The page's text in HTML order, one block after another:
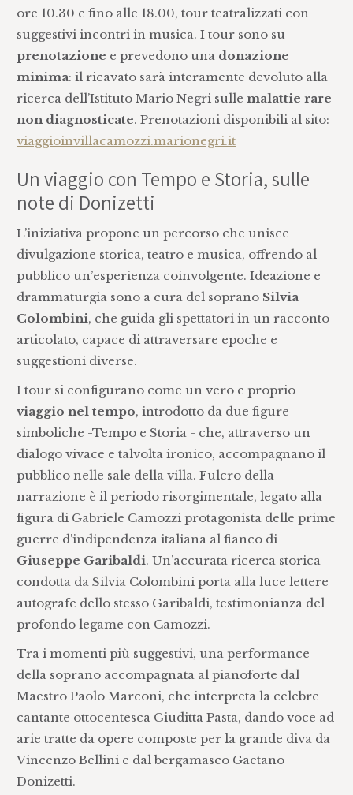
ore 10.30 e fino alle 18.00, tour teatralizzati con
suggestivi incontri in musica. I tour sono su
prenotazione e prevedono una donazione
minima: il ricavato sarà interamente devoluto alla
ricerca dell’Istituto Mario Negri sullemalattie rare
non diagnosticate. Prenotazioni disponibili al sito:
viaggioinvillacamozzi.marionegri.it
Un viaggio con Tempo e Storia, sulle
note di Donizetti
L’iniziativa propone un percorso che unisce
divulgazione storica, teatro e musica, offrendo al
pubblico un’esperienza coinvolgente. Ideazione e
drammaturgia sono a cura del soprano Silvia
Colombini, che guida gli spettatori in un racconto
articolato, capace di attraversare epoche e
suggestioni diverse.
I tour si configurano come un vero e proprio
viaggio nel tempo, introdotto da due figure
simboliche -Tempo e Storia - che, attraverso un
dialogo vivace e talvolta ironico, accompagnano il
pubblico nelle sale della villa. Fulcro della
narrazione è il periodo risorgimentale, legato alla
figura di Gabriele Camozzi protagonista delle prime
guerre d’indipendenza italiana al fianco di
Giuseppe Garibaldi. Un’accurata ricerca storica
condotta da Silvia Colombini porta alla luce lettere
autografe dello stesso Garibaldi, testimonianza del
profondo legame con Camozzi.
Tra i momenti più suggestivi, una performance
della soprano accompagnata al pianoforte dal
Maestro Paolo Marconi, che interpreta la celebre
cantante ottocentesca Giuditta Pasta, dando voce ad
arie tratte da opere composte per la grande diva da
Vincenzo Bellini e dal bergamasco Gaetano
Donizetti.